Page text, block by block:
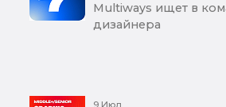
Multiways ищет в
дизайнера